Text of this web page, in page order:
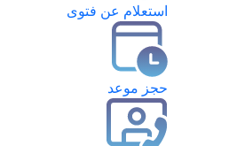
استعلام عن فتوى
حجز موعد